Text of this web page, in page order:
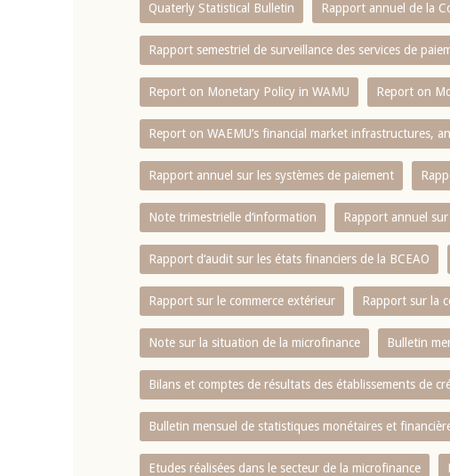
Quaterly Statistical Bulletin Rapport annuel de la
Rapport semestriel de surveillance des services de
Report on Monetary Policy in WAMU Report on
Report on WAEMU’s financial market infrastructures,
Rapport annuel sur les systèmes de paiement
Note trimestrielle d‘information Rapport annuel sur
Rapport d‘audit sur les états financiers de la BCEAO
Rapport sur le commerce extérieur Rapport sur la
Note sur la situation de la microfinance Bulletin
Bilans et comptes de résultats des établissements de
Bulletin mensuel de statistiques monétaires et
Etudes réalisées dans le secteur de la microfinance